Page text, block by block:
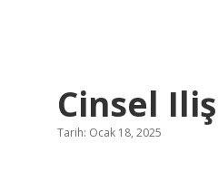
Cinsel
Tarih: Ocak 18, 2025